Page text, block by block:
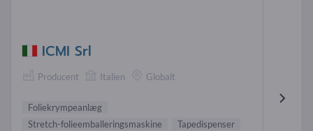
ICMI Srl
Producent Italien Globalt
Foliekrympeanlæg
Stretch-folieemballeringsmaskine
Tapedispenser